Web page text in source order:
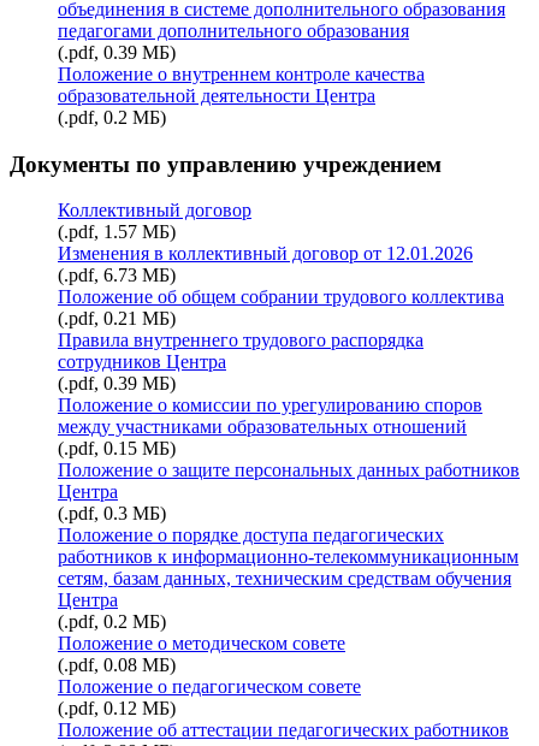
объединения в системе дополнительного образования
педагогами дополнительного образования
(.pdf, 0.39 МБ)
Положение о внутреннем контроле качества
образовательной деятельности Центра
(.pdf, 0.2 МБ)
Документы по управлению учреждением
Коллективный договор
(.pdf, 1.57 МБ)
Изменения в коллективный договор от 12.01.2026
(.pdf, 6.73 МБ)
Положение об общем собрании трудового коллектива
(.pdf, 0.21 МБ)
Правила внутреннего трудового распорядка
сотрудников Центра
(.pdf, 0.39 МБ)
Положение о комиссии по урегулированию споров
между участниками образовательных отношений
(.pdf, 0.15 МБ)
Положение о защите персональных данных работников
Центра
(.pdf, 0.3 МБ)
Положение о порядке доступа педагогических
работников к информационно-телекоммуникационным
сетям, базам данных, техническим средствам обучения
Центра
(.pdf, 0.2 МБ)
Положение о методическом совете
(.pdf, 0.08 МБ)
Положение о педагогическом совете
(.pdf, 0.12 МБ)
Положение об аттестации педагогических работников